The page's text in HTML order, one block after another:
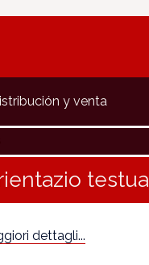
y venta
dettagli...